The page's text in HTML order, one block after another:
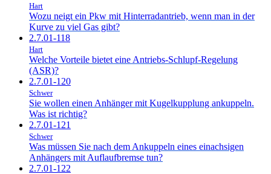
Hart
Wozu neigt ein Pkw mit Hinterradantrieb, wenn man in der
Kurve zu viel Gas gibt?
2.7.01-118
Hart
Welche Vorteile bietet eine Antriebs-Schlupf-Regelung
(ASR)?
2.7.01-120
Schwer
Sie wollen einen Anhänger mit Kugelkupplung ankuppeln.
Was ist richtig?
2.7.01-121
Schwer
Was müssen Sie nach dem Ankuppeln eines einachsigen
Anhängers mit Auflaufbremse tun?
2.7.01-122